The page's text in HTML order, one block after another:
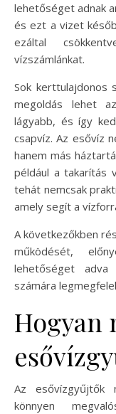
lehetőséget adnak
és ezt a vizet
ezáltal
vízszámlánkat.
Sok kerttulajdonos
megoldás lehet
lágyabb, és így
csapvíz. Az esővíz
hanem más
például a takarítás
tehát nemcsak
amely segít a
A következőkben
működését,
lehetőséget
számára
Hogyan
Az esővízgyűjtők
könnyen